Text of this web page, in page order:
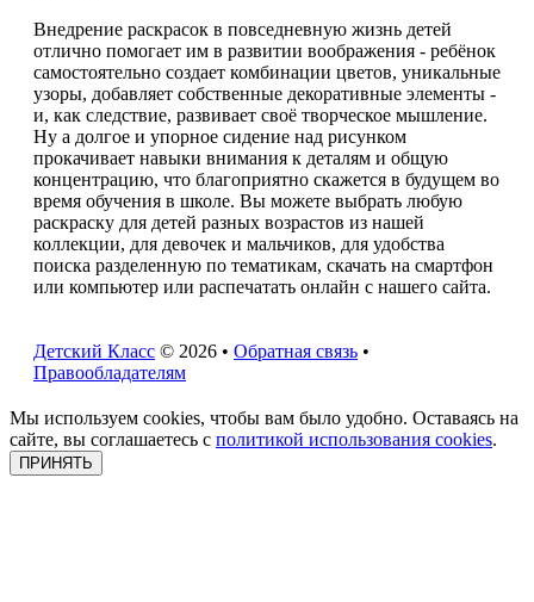
Внедрение раскрасок в повседневную жизнь детей
отлично помогает им в развитии воображения - ребёнок
самостоятельно создает комбинации цветов, уникальные
узоры, добавляет собственные декоративные элементы -
и, как следствие, развивает своё творческое мышление.
Ну а долгое и упорное сидение над рисунком
прокачивает навыки внимания к деталям и общую
концентрацию, что благоприятно скажется в будущем во
время обучения в школе. Вы можете выбрать любую
раскраску для детей разных возрастов из нашей
коллекции, для девочек и мальчиков, для удобства
поиска разделенную по тематикам, скачать на смартфон
или компьютер или распечатать онлайн с нашего сайта.
Детский Класс © 2026 • Обратная связь •
Правообладателям
Мы используем cookies, чтобы вам было удобно. Оставаясь на
сайте, вы соглашаетесь с политикой использования cookies.
ПРИНЯТЬ